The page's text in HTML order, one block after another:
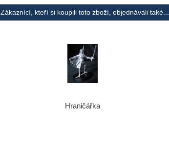
Zákaznící, kteří si koupili toto zboží, objednávali také...
Hraničářka